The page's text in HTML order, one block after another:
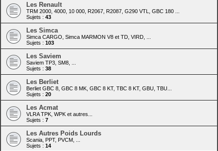
Les Renault
TRM 2000, 4000, 10 000, R2067, R2087, G290 VTL, GBC 180 ...
Sujets : 43
Les Simca
Simca CARGO, Simca MARMON V8 et TD, VIRD, ...
Sujets : 103
Les Saviem
Saviem TP3, SM8, ...
Sujets : 38
Les Berliet
Berliet GBC 8, GBC 8 MK, GBC 8 KT, TBC 8 KT, GBU, TBU...
Sujets : 20
Les Acmat
VLRA TPK, WPK et autres...
Sujets : 7
Les Autres Poids Lourds
Scania, PPT, PVCM, ...
Sujets : 14